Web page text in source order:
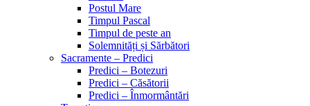
Postul Mare
Timpul Pascal
Timpul de peste an
Solemnități și Sărbători
Sacramente – Predici
Predici – Botezuri
Predici – Căsătorii
Predici – Înmormântări